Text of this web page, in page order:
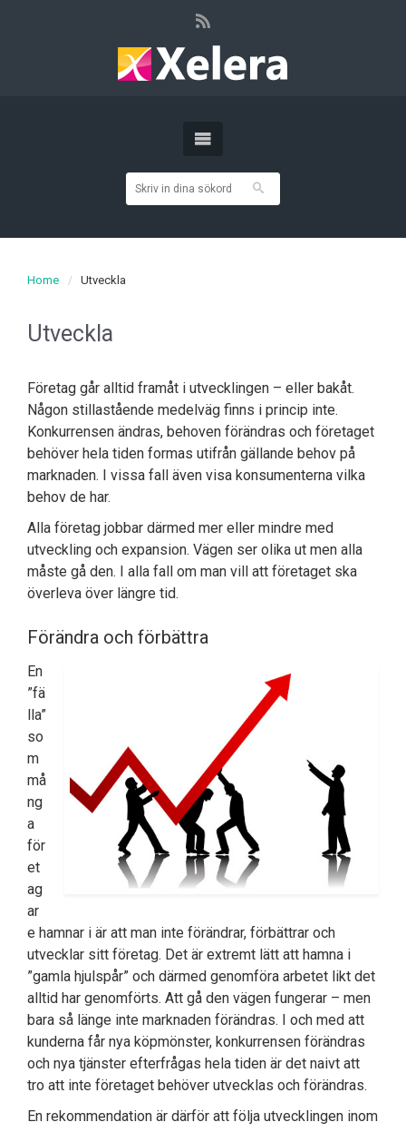
Home Utveckla
Utveckla
Företag går alltid framåt i utvecklingen – eller bakåt.
Någon stillastående medelväg finns i princip inte.
Konkurrensen ändras, behoven förändras och företaget
behöver hela tiden formas utifrån gällande behov på
marknaden. I vissa fall även visa konsumenterna vilka
behov de har.
Alla företag jobbar därmed mer eller mindre med
utveckling och expansion. Vägen ser olika ut men alla
måste gå den. I alla fall om man vill att företaget ska
överleva över längre tid.
Förändra och förbättra
En
”fä
lla”
so
m
må
ng
a
för
et
ag
ar
e hamnar i är att man inte förändrar, förbättrar och
utvecklar sitt företag. Det är extremt lätt att hamna i
”gamla hjulspår” och därmed genomföra arbetet likt det
alltid har genomförts. Att gå den vägen fungerar – men
bara så länge inte marknaden förändras. I och med att
kunderna får nya köpmönster, konkurrensen förändras
och nya tjänster efterfrågas hela tiden är det naivt att
tro att inte företaget behöver utvecklas och förändras.
En rekommendation är därför att följa utvecklingen inom